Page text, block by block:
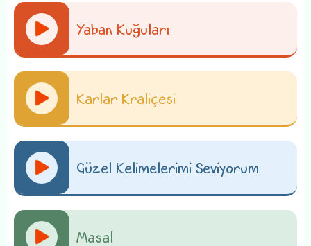
Yaban Kuğuları
Karlar Kraliçesi
Güzel Kelimelerimi Seviyorum
Masal